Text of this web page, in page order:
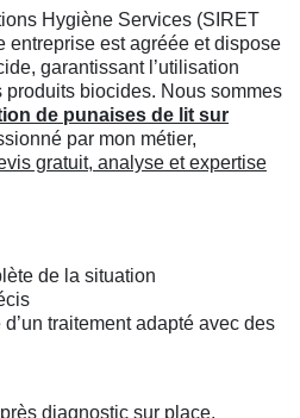
Hygiène Services (SIRET
entreprise est agréée et dispose
garantissant l’utilisation
biocides. Nous sommes
de punaises de lit sur
par mon métier,
gratuit, analyse et expertise
de la situation
traitement adapté avec des
diagnostic sur place.